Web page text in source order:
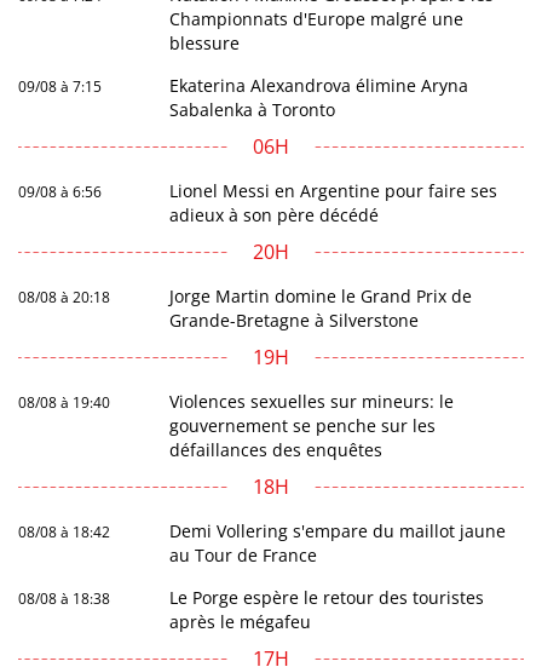
Championnats d'Europe malgré une
blessure
09/08 à 7:15
Ekaterina Alexandrova élimine Aryna
Sabalenka à Toronto
06H
09/08 à 6:56
Lionel Messi en Argentine pour faire ses
adieux à son père décédé
20H
08/08 à 20:18
Jorge Martin domine le Grand Prix de
Grande-Bretagne à Silverstone
19H
08/08 à 19:40
Violences sexuelles sur mineurs: le
gouvernement se penche sur les
défaillances des enquêtes
18H
08/08 à 18:42
Demi Vollering s'empare du maillot jaune
au Tour de France
08/08 à 18:38
Le Porge espère le retour des touristes
après le mégafeu
17H